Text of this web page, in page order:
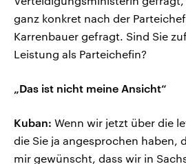
ganz konkret nach der
Karrenbauer gefragt. Sind Sie
Leistung als Parteichefin?
„Das ist nicht meine Ansicht“
Kuban: Wenn wir jetzt über die
die Sie ja angesprochen haben,
mir gewünscht, dass wir in